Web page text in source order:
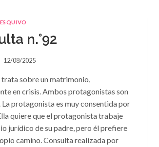
n.°92
12/08/2025
trata sobre un matrimonio,
en crisis. Ambos protagonistas son
protagonista es muy consentida por
quiere que el protagonista trabaje
jurídico de su padre, pero él prefiere
camino. Consulta realizada por